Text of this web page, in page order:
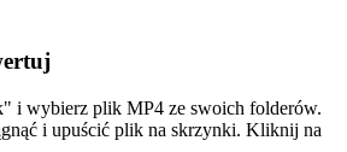
i wybierz plik MP4 ze swoich folderów.
i upuścić plik na skrzynki. Kliknij na